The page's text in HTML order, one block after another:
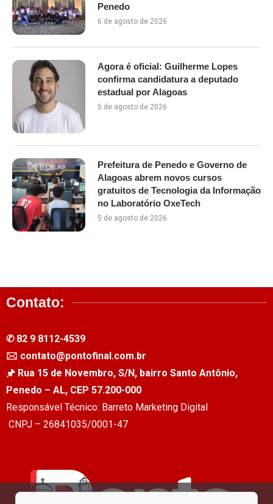
Penedo
6 de agosto de 2026
Agora é oficial: Guilherme Lopes
confirma candidatura a deputado
estadual por Alagoas
5 de agosto de 2026
Prefeitura de Penedo e Governo de
Alagoas abrem novos cursos
gratuitos de Tecnologia da Informação
no Laboratório OxeTech
5 de agosto de 2026
Contato:
✆ 82 9 8112-4539
🖂 contato@pontofinal.com.br
🖈 Rua 15 de Novembro, S/N, bairro Santo Antônio,
Penedo – AL, CEP 57.200-000
Responsável Técnico: Barreto Marketing Digital
CNPJ – 26841035/0001-47